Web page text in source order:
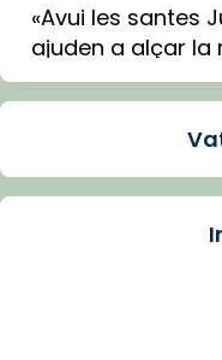
«Avui les santes
ajuden a alçar la
Mons. Sergi
Santes de
🔗tinyurl.com/